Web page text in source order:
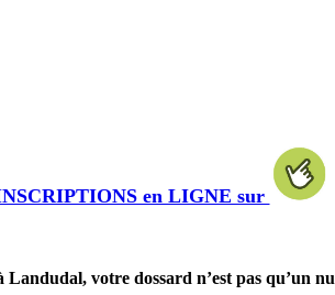
en LIGNE sur
Landudal, votre dossard n’est pas qu’un